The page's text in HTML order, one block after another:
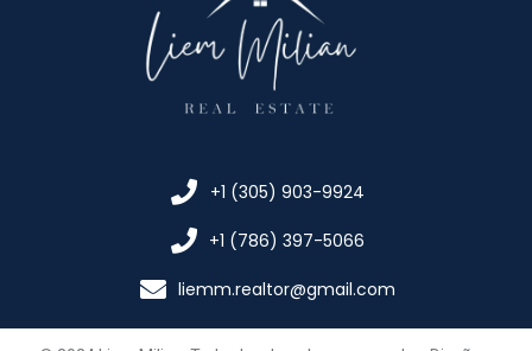
+1 (305) 903-9924
+1 (786) 397-5066
liemm.realtor@gmail.com